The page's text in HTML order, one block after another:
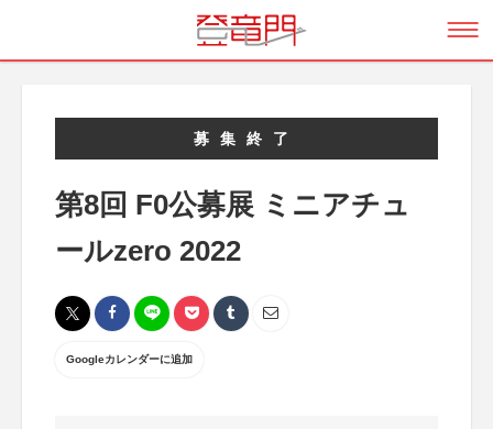
募集終了
第8回 F0公募展 ミニアチュ
ールzero 2022
Googleカレンダーに追加